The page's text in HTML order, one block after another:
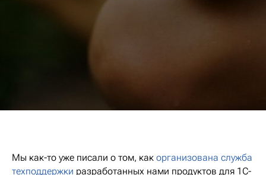
Мы как-то уже писали о том, как организована служба
техподдержки разработанных нами продуктов для 1С-